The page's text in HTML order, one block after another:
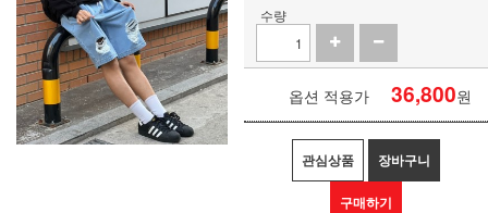
수량
옵션 적용가 36,800원
관심상품 장바구니
구매하기